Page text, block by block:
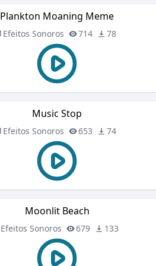
Plankton Moaning Meme
Efeitos Sonoros 714 78
Music Stop
Efeitos Sonoros 653 74
Moonlit Beach
Efeitos Sonoros 679 133